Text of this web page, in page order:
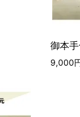
御本
9,000